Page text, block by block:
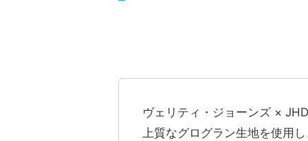
ヴェリティ・ジョーンズ ×
上質なグログラン生地を使用